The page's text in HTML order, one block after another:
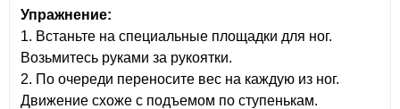
Упражнение:
1. Встаньте на специальные площадки для ног.
Возьмитесь руками за рукоятки.
2. По очереди переносите вес на каждую из ног.
Движение схоже с подъемом по ступенькам.